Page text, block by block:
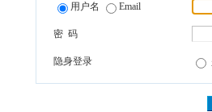
用户名 Email
密 码
隐身登录